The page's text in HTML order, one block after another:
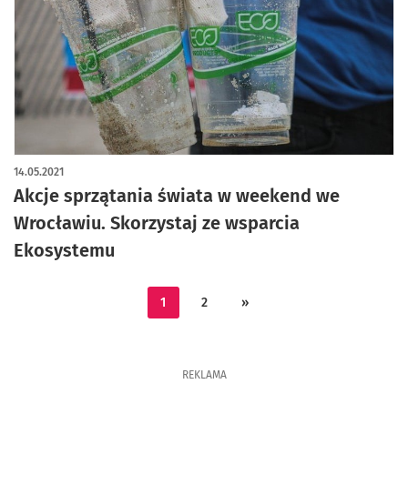
Akcje sprzątania świata w weekend we
Wrocławiu. Skorzystaj ze wsparcia
Ekosystemu
14.05.2021
1 2 »
REKLAMA